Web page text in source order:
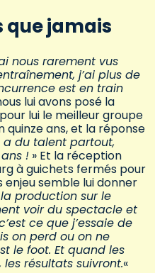
que jamais
nous rarement vus
j’ai plus de
est en train
lui avons posé la
lui le meilleur groupe
quinze ans, et la réponse
a du talent partout,
! » Et la réception
à guichets fermés pour
semble lui donner
production sur le
voir du spectacle et
ce que j’essaie de
on perd ou on ne
le foot. Et quand les
résultats suivront.«